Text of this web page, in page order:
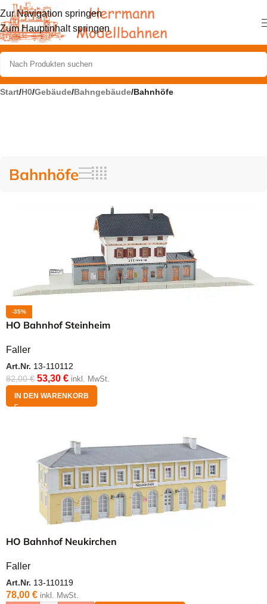
Zur Navigation springen
Zum Hauptinhalt springen
Start/H0/Gebäude/Bahngebäude/Bahnhöfe
Bahnhöfe
-35%
HO Bahnhof Steinheim
Faller
Art.Nr. 13-110112
82,00€ 53,30 € inkl. MwSt.
IN DEN WARENKORB
HO Bahnhof Neukirchen
Faller
Art.Nr. 13-110119
78,00 € inkl. MwSt.